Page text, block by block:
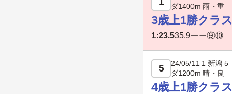
ダ1400m 雨・重
3歳上1勝クラス
1:23.535.9ーー⑨⑩
5
24/05/11 1 新潟 5
ダ1200m 晴・良
4歳上1勝クラス